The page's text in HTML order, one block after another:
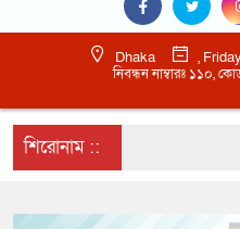
Dhaka
,
নিবন্ধন নাম্বারঃ ১১০,
শিরোনাম ::